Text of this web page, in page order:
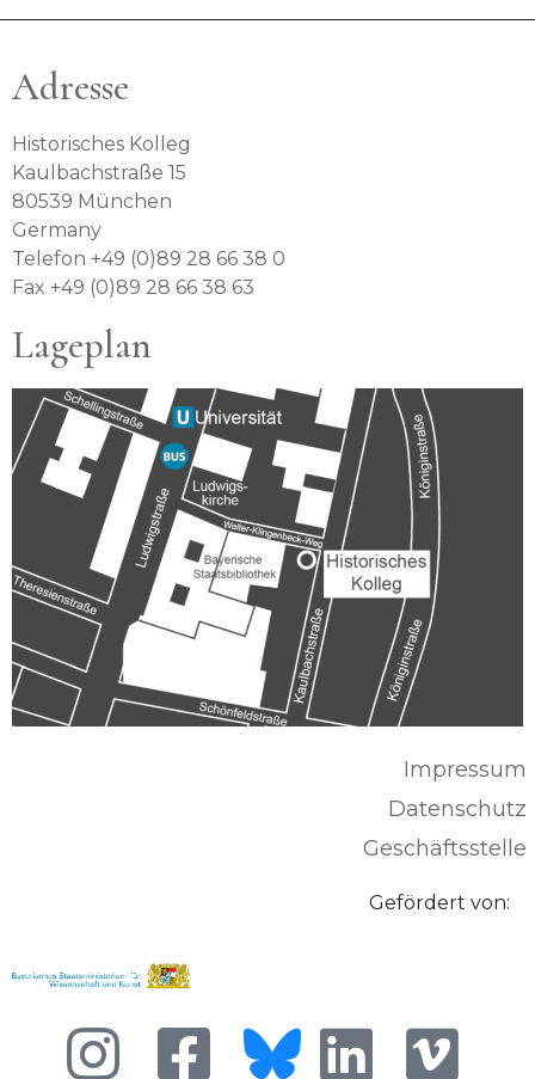
Adresse
Historisches Kolleg
Kaulbachstraße 15
80539 München
Germany
Telefon +49 (0)89 28 66 38 0
Fax +49 (0)89 28 66 38 63
Lageplan
Impressum
Datenschutz
Geschäftsstelle
Gefördert von: